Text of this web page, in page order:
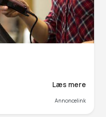
Læs mere
Annoncelink